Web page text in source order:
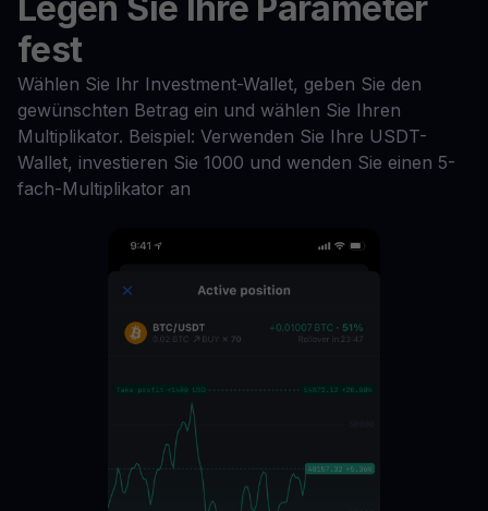
fest
Wählen Sie Ihr Investment-Wallet, geben Sie den
gewünschten Betrag ein und wählen Sie Ihren
Multiplikator. Beispiel: Verwenden Sie Ihre USDT-
Wallet, investieren Sie 1000 und wenden Sie einen 5-
fach-Multiplikator an